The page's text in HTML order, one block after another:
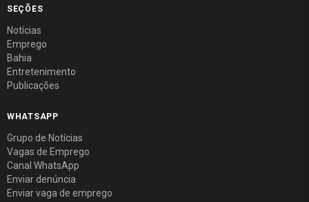
SEÇÕES
Notícias
Emprego
Bahia
Entretenimento
Publicações
WHATSAPP
Grupo de Notícias
Vagas de Emprego
Canal WhatsApp
Enviar denúncia
Enviar vaga de emprego